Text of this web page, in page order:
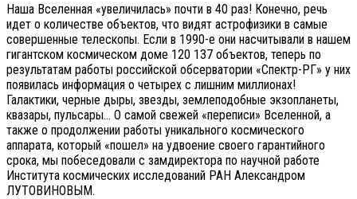
Наша Вселенная «увеличилась» почти в 40 раз! Конечно, речь
идет о количестве объектов, что видят астрофизики в самые
совершенные телескопы. Если в 1990-е они насчитывали в нашем
гигантском космическом доме 120 137 объектов, теперь по
результатам работы российской обсерватории «Спектр-РГ» у них
появилась информация о четырех с лишним миллионах!
Галактики, черные дыры, звезды, землеподобные экзопланеты,
квазары, пульсары… О самой свежей «переписи» Вселенной, а
также о продолжении работы уникального космического
аппарата, который «пошел» на удвоение своего гарантийного
срока, мы побеседовали с замдиректора по научной работе
Института космических исследований РАН Александром
ЛУТОВИНОВЫМ.